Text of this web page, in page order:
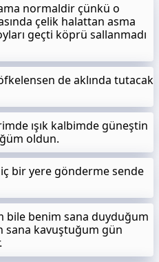
normaldir çünkü o
çelik halattan asma
geçti köprü sallanmadı
de aklında tutacak
ışık kalbimde güneştin
oldun.
bir yere gönderme sende
bile benim sana duyduğum
sana kavuştuğum gün